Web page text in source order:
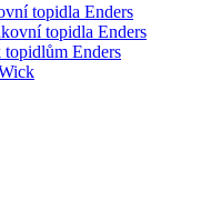
topidla Enders
topidla Enders
topidlům Enders